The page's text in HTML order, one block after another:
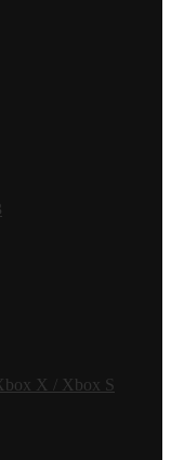
X / Xbox S